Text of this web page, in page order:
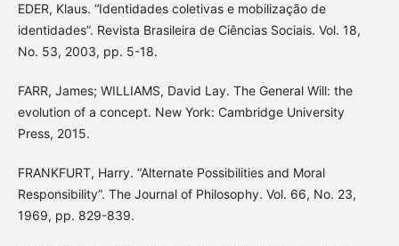
EDER, Klaus. “Identidades coletivas e mobilização de
identidades”. Revista Brasileira de Ciências Sociais. Vol. 18,
No. 53, 2003, pp. 5-18.
FARR, James; WILLIAMS, David Lay. The General Will: the
evolution of a concept. New York: Cambridge University
Press, 2015.
FRANKFURT, Harry. “Alternate Possibilities and Moral
Responsibility”. The Journal of Philosophy. Vol. 66, No. 23,
1969, pp. 829-839.